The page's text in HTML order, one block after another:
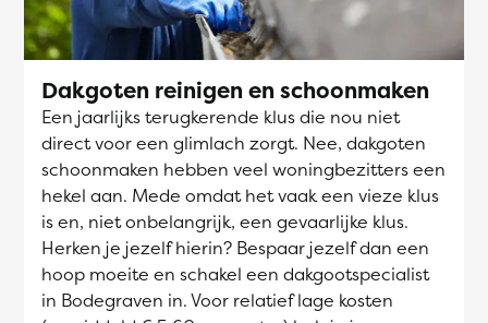
Dakgoten reinigen en schoonmaken
Een jaarlijks terugkerende klus die nou niet
direct voor een glimlach zorgt. Nee, dakgoten
schoonmaken hebben veel woningbezitters een
hekel aan. Mede omdat het vaak een vieze klus
is en, niet onbelangrijk, een gevaarlijke klus.
Herken je jezelf hierin? Bespaar jezelf dan een
hoop moeite en schakel een dakgootspecialist
in Bodegraven in. Voor relatief lage kosten